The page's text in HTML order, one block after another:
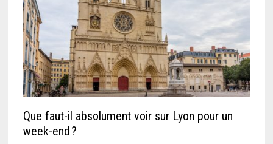
Que faut-il absolument voir sur Lyon pour un
week-end ?